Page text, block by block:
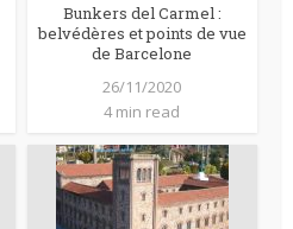
Bunkers del Carmel :
belvédères et points de vue
de Barcelone
26/11/2020
4 min read